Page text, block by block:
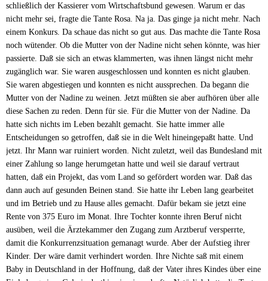
schließlich der Kassierer vom Wirtschaftsbund gewesen. Warum er das
nicht mehr sei, fragte die Tante Rosa. Na ja. Das ginge ja nicht mehr. Nach
einem Konkurs. Da schaue das nicht so gut aus. Das machte die Tante Rosa
noch wütender. Ob die Mutter von der Nadine nicht sehen könnte, was hier
passierte. Daß sie sich an etwas klammerten, was ihnen längst nicht mehr
zugänglich war. Sie waren ausgeschlossen und konnten es nicht glauben.
Sie waren abgestiegen und konnten es nicht aussprechen. Da begann die
Mutter von der Nadine zu weinen. Jetzt müßten sie aber aufhören über alle
diese Sachen zu reden. Denn für sie. Für die Mutter von der Nadine. Da
hatte sich nichts im Leben bezahlt gemacht. Sie hatte immer alle
Entscheidungen so getroffen, daß sie in die Welt hineingepaßt hatte. Und
jetzt. Ihr Mann war ruiniert worden. Nicht zuletzt, weil das Bundesland mit
einer Zahlung so lange herumgetan hatte und weil sie darauf vertraut
hatten, daß ein Projekt, das vom Land so gefördert worden war. Daß das
dann auch auf gesunden Beinen stand. Sie hatte ihr Leben lang gearbeitet
und im Betrieb und zu Hause alles gemacht. Dafür bekam sie jetzt eine
Rente von 375 Euro im Monat. Ihre Tochter konnte ihren Beruf nicht
ausüben, weil die Ärztekammer den Zugang zum Arztberuf versperrte,
damit die Konkurrenzsituation gemanagt wurde. Aber der Aufstieg ihrer
Kinder. Der wäre damit verhindert worden. Ihre Nichte saß mit einem
Baby in Deutschland in der Hoffnung, daß der Vater ihres Kindes über eine